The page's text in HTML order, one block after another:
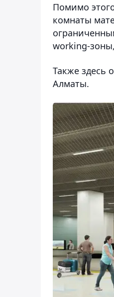
Помимо
комнаты
working-
Также здесь
Алматы.